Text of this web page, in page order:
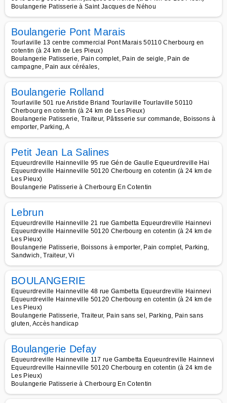
Boulangerie Patisserie à Saint Jacques de Néhou
Boulangerie Pont Marais
Tourlaville 13 centre commercial Pont Marais 50110 Cherbourg en
cotentin (à 24 km de Les Pieux)
Boulangerie Patisserie, Pain complet, Pain de seigle, Pain de
campagne, Pain aux céréales,
Boulangerie Rolland
Tourlaville 501 rue Aristide Briand Tourlaville Tourlaville 50110
Cherbourg en cotentin (à 24 km de Les Pieux)
Boulangerie Patisserie, Traiteur, Pâtisserie sur commande, Boissons à
emporter, Parking, A
Petit Jean La Salines
Equeurdreville Hainneville 95 rue Gén de Gaulle Equeurdreville Hai
Equeurdreville Hainneville 50120 Cherbourg en cotentin (à 24 km de
Les Pieux)
Boulangerie Patisserie à Cherbourg En Cotentin
Lebrun
Equeurdreville Hainneville 21 rue Gambetta Equeurdreville Hainnevi
Equeurdreville Hainneville 50120 Cherbourg en cotentin (à 24 km de
Les Pieux)
Boulangerie Patisserie, Boissons à emporter, Pain complet, Parking,
Sandwich, Traiteur, Vi
BOULANGERIE
Equeurdreville Hainneville 48 rue Gambetta Equeurdreville Hainnevi
Equeurdreville Hainneville 50120 Cherbourg en cotentin (à 24 km de
Les Pieux)
Boulangerie Patisserie, Traiteur, Pain sans sel, Parking, Pain sans
gluten, Accès handicap
Boulangerie Defay
Equeurdreville Hainneville 117 rue Gambetta Equeurdreville Hainnevi
Equeurdreville Hainneville 50120 Cherbourg en cotentin (à 24 km de
Les Pieux)
Boulangerie Patisserie à Cherbourg En Cotentin